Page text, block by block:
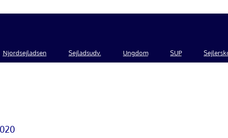
Njordsejladsen Sejladsudv. Ungdom SUP